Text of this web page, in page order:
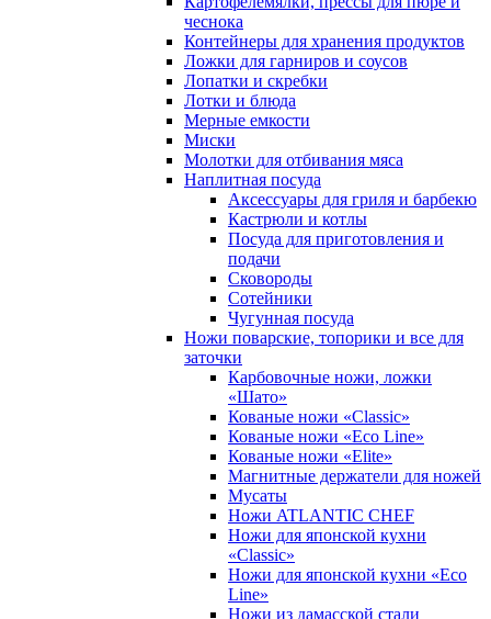
чеснока
Контейнеры для хранения продуктов
Ложки для гарниров и соусов
Лопатки и скребки
Лотки и блюда
Мерные емкости
Миски
Молотки для отбивания мяса
Наплитная посуда
Аксессуары для гриля и барбекю
Кастрюли и котлы
Посуда для приготовления и
подачи
Сковороды
Сотейники
Чугунная посуда
Ножи поварские, топорики и все для
заточки
Карбовочные ножи, ложки
«Шато»
Кованые ножи «Classic»
Кованые ножи «Eco Line»
Кованые ножи «Elite»
Магнитные держатели для ножей
Мусаты
Ножи ATLANTIC CHEF
Ножи для японской кухни
«Classic»
Ножи для японской кухни «Eco
Line»
Ножи из дамасской стали